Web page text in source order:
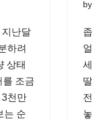
지난달
하려
상태
를 조금
3천만
는 순
by